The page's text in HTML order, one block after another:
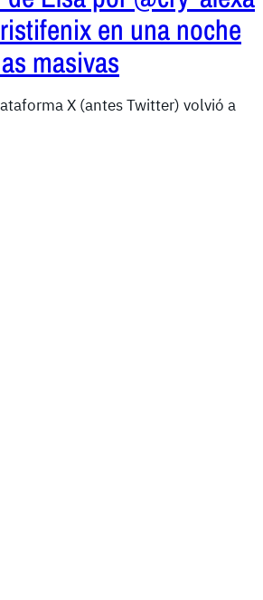
en una noche
masivas
X (antes Twitter) volvió a